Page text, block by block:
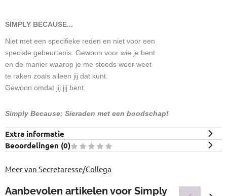
SIMPLY BECAUSE...
Niet met een specifieke reden en niet voor een
speciale gebeurtenis. Gewoon voor wie je bent
en de manier waarop je me steeds weer weet
te raken zoals alleen jij dat kunt.
Gewoon omdat jij jij bent.
Simply Because; Sieraden met een boodschap!
Extra informatie
Beoordelingen (0)
Meer van Secretaresse/Collega
Aanbevolen artikelen voor Simply